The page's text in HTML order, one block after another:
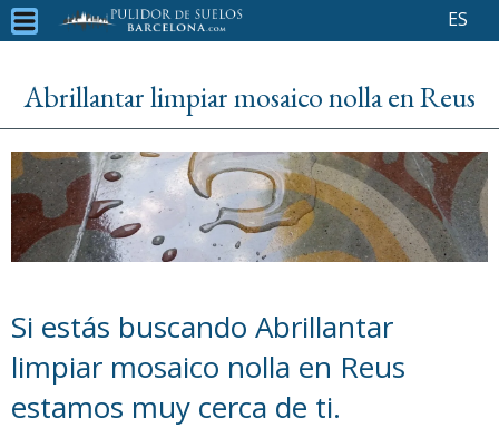
ES
Abrillantar limpiar mosaico nolla en Reus
Si estás buscando Abrillantar
limpiar mosaico nolla en Reus
estamos muy cerca de ti.